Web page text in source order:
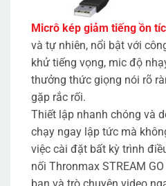
Micrô kép giảm tiếng ồn
và tự nhiên, nổi bật với
khử tiếng vọng, mic độ
thưởng thức giọng nói rõ
gặp rắc rối.
Thiết lập nhanh chóng và
chạy ngay lập tức mà
việc cài đặt bất kỳ trình
nối Thronmax STREAM